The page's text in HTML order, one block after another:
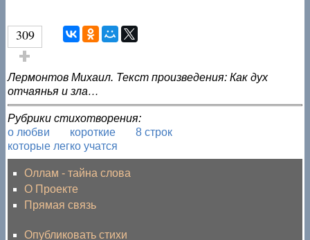
309
Голос за!
Лермонтов Михаил. Текст произведения: Как дух
отчаянья и зла…
Рубрики стихотворения:
о любви
короткие
8 строк
которые легко учатся
Оллам - тайна слова
О Проекте
Прямая связь
Опубликовать стихи